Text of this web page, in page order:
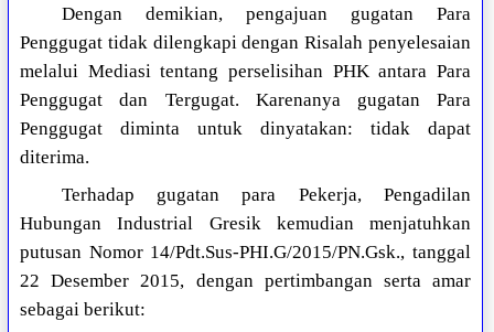
Dengan demikian, pengajuan gugatan Para
Penggugat tidak dilengkapi dengan Risalah penyelesaian
melalui Mediasi tentang perselisihan PHK antara Para
Penggugat dan Tergugat. Karenanya gugatan Para
Penggugat diminta untuk dinyatakan: tidak dapat
diterima.
Terhadap gugatan para Pekerja, Pengadilan
Hubungan Industrial Gresik kemudian menjatuhkan
putusan Nomor 14/Pdt.Sus-PHI.G/2015/PN.Gsk., tanggal
22 Desember 2015, dengan pertimbangan serta amar
sebagai berikut: